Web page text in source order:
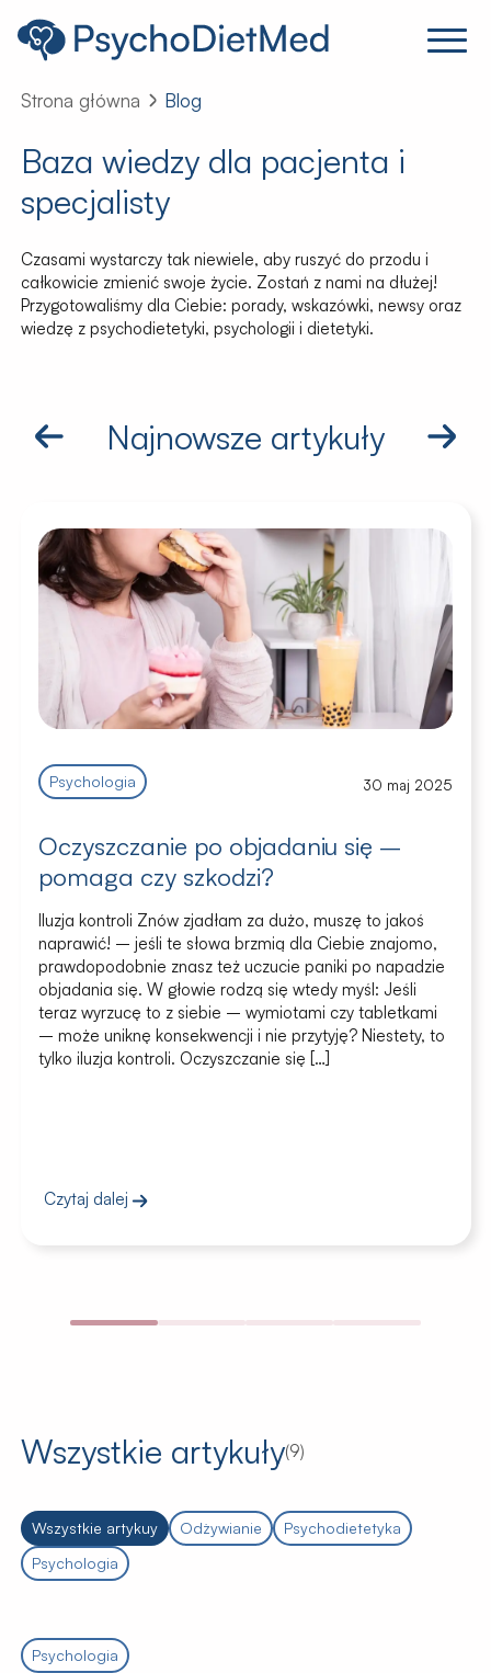
Strona główna Blog
Baza wiedzy dla pacjenta i
specjalisty
Czasami wystarczy tak niewiele, aby ruszyć do przodu i
całkowicie zmienić swoje życie. Zostań z nami na dłużej!
Przygotowaliśmy dla Ciebie: porady, wskazówki, newsy oraz
wiedzę z psychodietetyki, psychologii i dietetyki.
Najnowsze artykuły
Psychologia 30 maj 2025
Oczyszczanie po objadaniu się –
pomaga czy szkodzi?
Iluzja kontroli Znów zjadłam za dużo, muszę to jakoś
naprawić! – jeśli te słowa brzmią dla Ciebie znajomo,
prawdopodobnie znasz też uczucie paniki po napadzie
objadania się. W głowie rodzą się wtedy myśl: Jeśli
teraz wyrzucę to z siebie – wymiotami czy tabletkami
– może uniknę konsekwencji i nie przytyję? Niestety, to
tylko iluzja kontroli. Oczyszczanie się […]
Czytaj dalej
Wszystkie artykuły(9)
Wszystkie artykuy Odżywianie
Psychodietetyka
Psychologia
Psychologia